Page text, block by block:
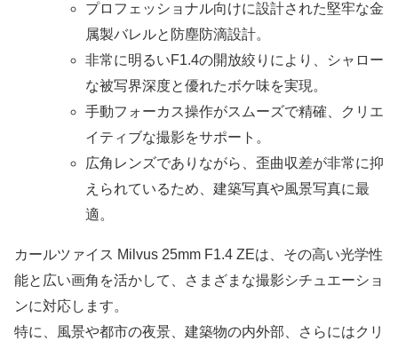
プロフェッショナル向けに設計された堅牢な金
属製バレルと防塵防滴設計。
非常に明るいF1.4の開放絞りにより、シャロー
な被写界深度と優れたボケ味を実現。
手動フォーカス操作がスムーズで精確、クリエ
イティブな撮影をサポート。
広角レンズでありながら、歪曲収差が非常に抑
えられているため、建築写真や風景写真に最
適。
カールツァイス Milvus 25mm F1.4 ZEは、その高い光学性
能と広い画角を活かして、さまざまな撮影シチュエーショ
ンに対応します。
特に、風景や都市の夜景、建築物の内外部、さらにはクリ